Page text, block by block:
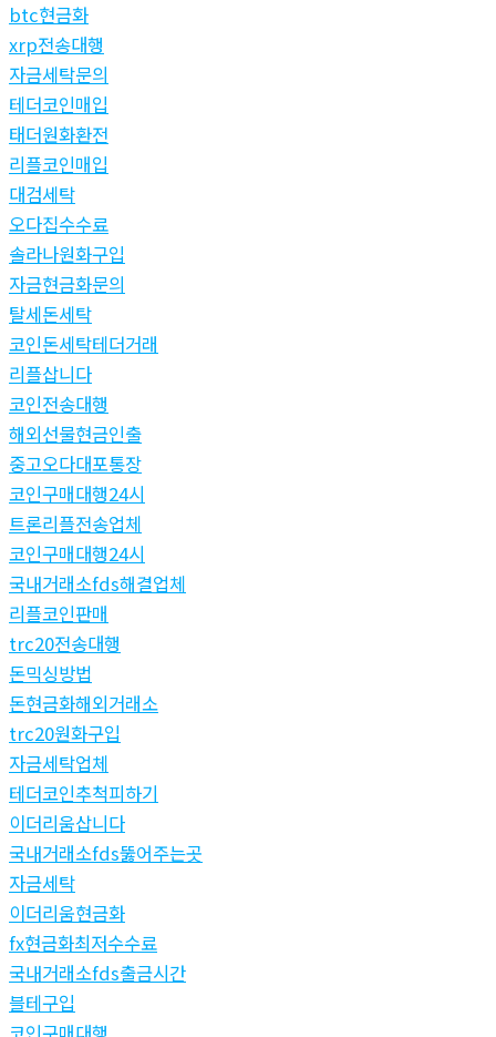
btc현금화
xrp전송대행
자금세탁문의
테더코인매입
태더원화환전
리플코인매입
대검세탁
오다집수수료
솔라나원화구입
자금현금화문의
탈세돈세탁
코인돈세탁테더거래
리플삽니다
코인전송대행
해외선물현금인출
중고오다대포통장
코인구매대행24시
트론리플전송업체
코인구매대행24시
국내거래소fds해결업체
리플코인판매
trc20전송대행
돈믹싱방법
돈현금화해외거래소
trc20원화구입
자금세탁업체
테더코인추척피하기
이더리움삽니다
국내거래소fds뚫어주는곳
자금세탁
이더리움현금화
fx현금화최저수수료
국내거래소fds출금시간
블테구입